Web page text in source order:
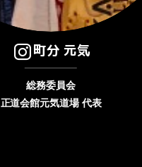
町分 元気
総務委員会
正道会館元気道場 代表